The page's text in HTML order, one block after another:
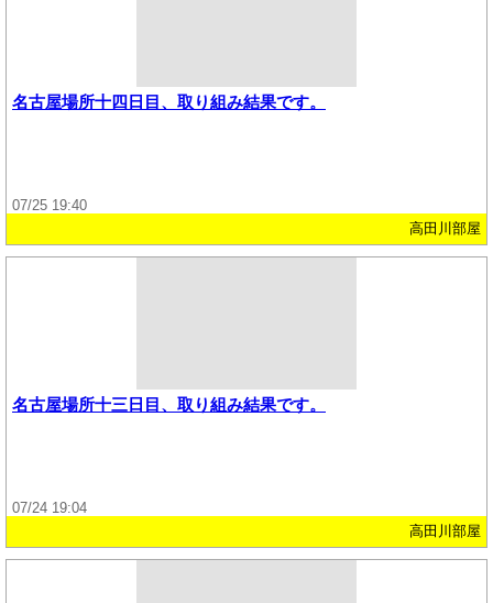
名古屋場所十四日目、取り組み結果です。
07/25 19:40
高田川部屋
名古屋場所十三日目、取り組み結果です。
07/24 19:04
高田川部屋